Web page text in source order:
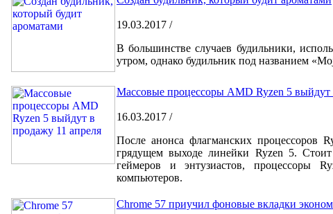
19.03.2017 /
В большинстве случаев будильники,
утром, однако будильник под названием
Массовые процессоры AMD Ryzen 5 выйдут
16.03.2017 /
После анонса флагманских процессоров
грядущем выходе линейки Ryzen 5.
геймеров и энтузиастов, процессоры
компьютеров.
Chrome 57 приучил фоновые вкладки